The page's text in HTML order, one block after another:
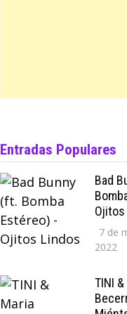
Entradas Populares
Bad
7 de
2022
TINI